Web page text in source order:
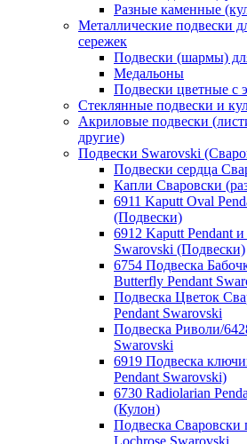
Разные каменные
Металлические подвески
сережек
Подвески (шармы)
Медальоны
Подвески цветные с
Стеклянные подвески и
Акриловые подвески
другие)
Подвески Swarovski
Подвески сердца
Капли Сваровски
6911 Kaputt Oval
(Подвески)
6912 Kaputt Pendant
Swarovski (Подвески)
6754 Подвеска
Butterfly Pendant
Подвеска Цветок
Pendant Swarovski
Подвеска Риволи/
Swarovski
6919 Подвеска
Pendant Swarovski)
6730 Radiolarian
(Кулон)
Подвеска Сваровски